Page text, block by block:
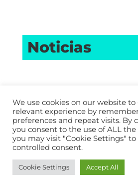
Noticias
entrepreneurial attitudes:
partners’ experience
We use cookies on our website
relevant experience by
preferences and repeat visits. By
you consent to the use of ALL the
you may visit "Cookie Settings" to
controlled consent.
Cookie Settings Accept All